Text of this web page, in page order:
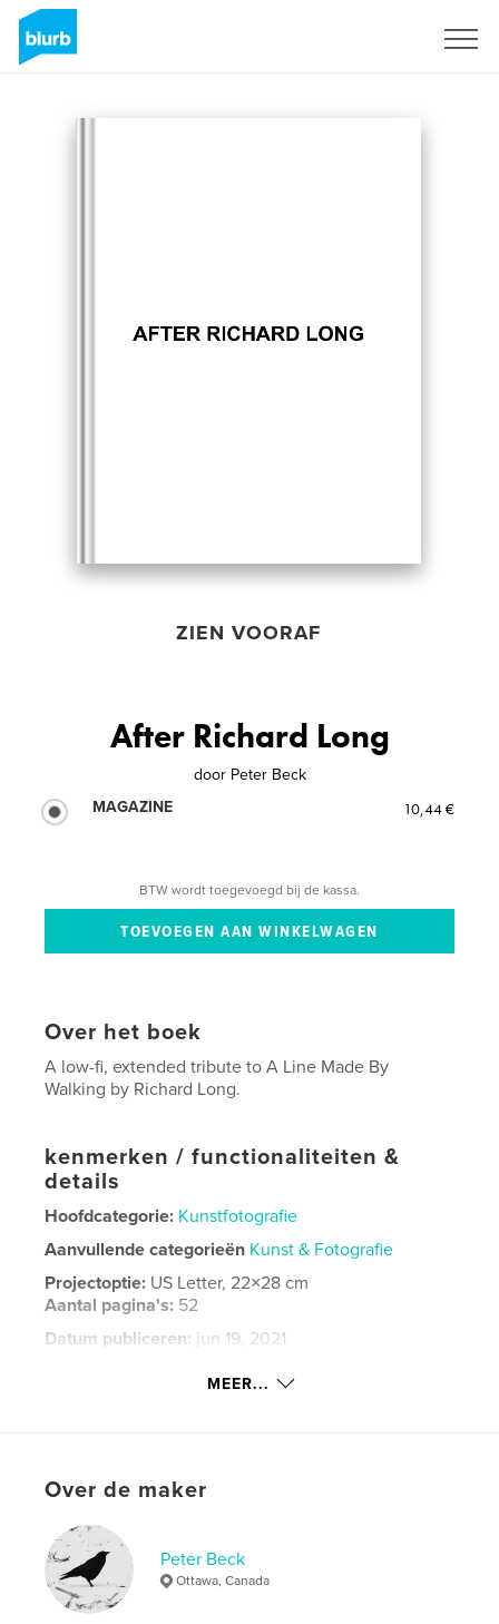
ZIEN VOORAF
After Richard Long
door Peter Beck
MAGAZINE
10,44 €
BTW wordt toegevoegd bij de kassa.
Over het boek
A low-fi, extended tribute to A Line Made By
Walking by Richard Long.
kenmerken / functionaliteiten &
details
Hoofdcategorie: Kunstfotografie
Aanvullende categorieën Kunst & Fotografie
Projectoptie: US Letter, 22×28 cm
Aantal pagina's: 52
Datum publiceren: jun 19, 2021
MEER...
Over de maker
Peter Beck
Ottawa, Canada